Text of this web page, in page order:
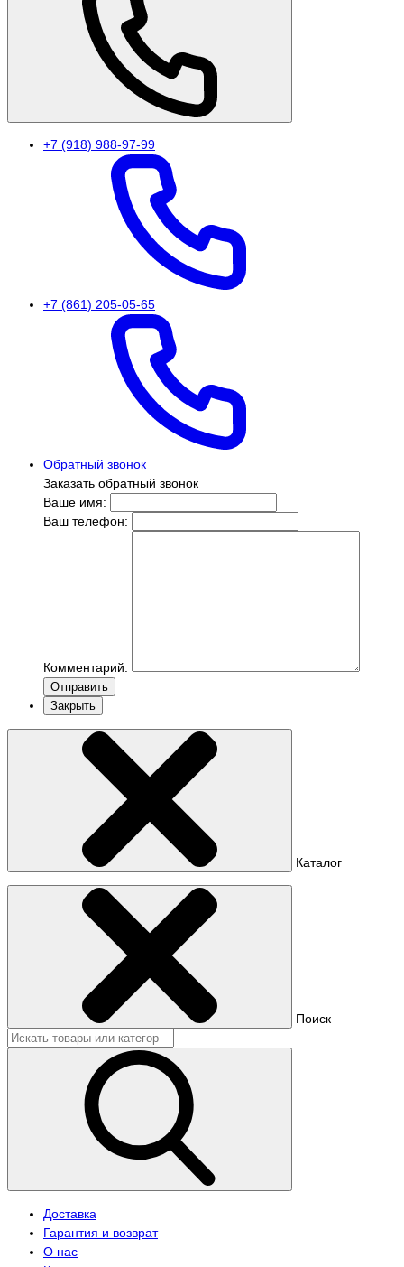
+7 (918) 988-97-99
+7 (861) 205-05-65
Обратный звонок
Заказать обратный звонок
Ваше имя:
Ваш телефон:
Комментарий:
Отправить
Закрыть
Каталог
Поиск
Доставка
Гарантия и возврат
О нас